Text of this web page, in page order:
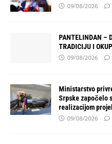
09/08/2026
PANTELINDAN –
TRADICIJU I
09/08/2026
Ministarstvo
Srpske započelo
realizacijom
09/08/2026